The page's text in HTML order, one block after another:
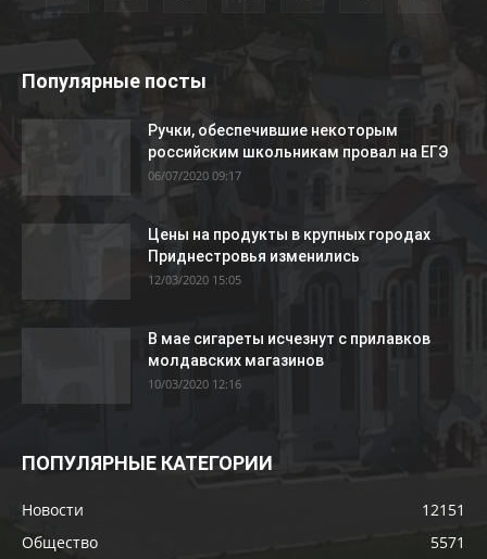
Популярные посты
Ручки, обеспечившие некоторым
российским школьникам провал на ЕГЭ
06/07/2020 09:17
Цены на продукты в крупных городах
Приднестровья изменились
12/03/2020 15:05
В мае сигареты исчезнут с прилавков
молдавских магазинов
10/03/2020 12:16
ПОПУЛЯРНЫЕ КАТЕГОРИИ
Новости
12151
Общество
5571